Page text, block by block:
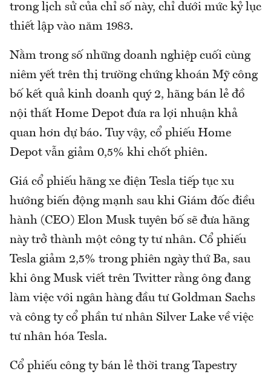
trong lịch sử của chỉ số này, chỉ dưới mức kỷ lục
thiết lập vào năm 1983.
Nằm trong số những doanh nghiệp cuối cùng
niêm yết trên thị trường chứng khoán Mỹ công
bố kết quả kinh doanh quý 2, hãng bán lẻ đồ
nội thất Home Depot đưa ra lợi nhuận khả
quan hơn dự báo. Tuy vậy, cổ phiếu Home
Depot vẫn giảm 0,5% khi chốt phiên.
Giá cổ phiếu hãng xe điện Tesla tiếp tục xu
hướng biến động mạnh sau khi Giám đốc điều
hành (CEO) Elon Musk tuyên bố sẽ đưa hãng
này trở thành một công ty tư nhân. Cổ phiếu
Tesla giảm 2,5% trong phiên ngày thứ Ba, sau
khi ông Musk viết trên Twitter rằng ông đang
làm việc với ngân hàng đầu tư Goldman Sachs
và công ty cổ phần tư nhân Silver Lake về việc
tư nhân hóa Tesla.
Cổ phiếu công ty bán lẻ thời trang Tapestry